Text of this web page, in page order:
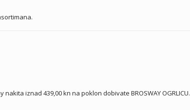
iznad 439,00 kn na poklon dobivate BROSWAY OGRLICU.